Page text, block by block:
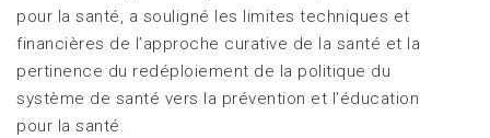
pour la santé, a souligné les limites techniques et
financières de l’approche curative de la santé et la
pertinence du redéploiement de la politique du
système de santé vers la prévention et l’éducation
pour la santé.